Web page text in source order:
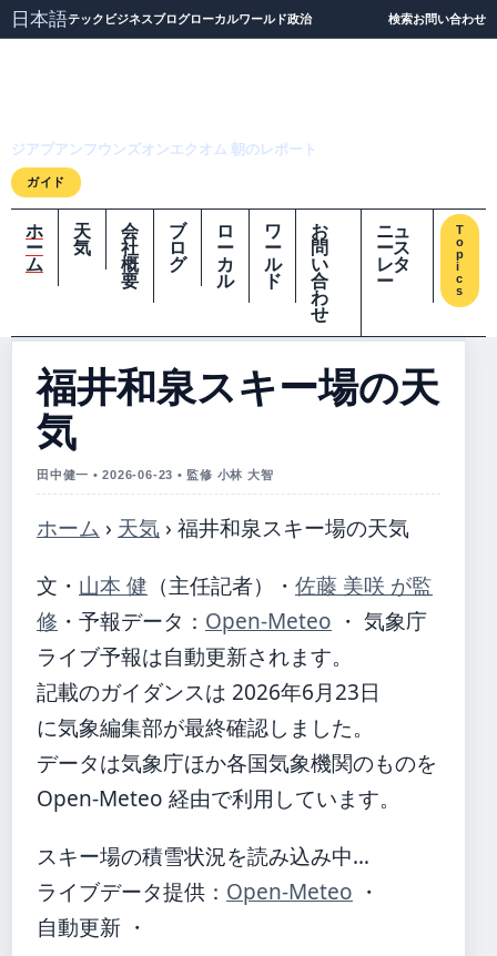
日本語テック ビジネスブログローカルワールド政治 検索お問い合わせ
ジアプアンフウンズオンエクオム 朝のレポート
ガイド
ホ
ー
ム
天
気
会
社
概
要
ブ
ロ
グ
ロ
ー
カ
ル
ワ
ー
ル
ド
お
問
い
合
わ
せ
ニュ
ース
レタ
ー
T
o
p
i
c
s
福井和泉スキー場の天
気
田中健一 • 2026-06-23 • 監修 小林 大智
ホーム › 天気 › 福井和泉スキー場の天気
文・ 山本 健 （主任記者） ・ 佐藤 美咲 が監
修 ・ 予報データ： Open-Meteo ・ 気象庁
ライブ予報は自動更新されます。
記載のガイダンスは 2026年6月23日
に気象編集部が最終確認しました。
データは気象庁ほか各国気象機関のものを
Open-Meteo 経由で利用しています。
スキー場の積雪状況を読み込み中…
ライブデータ提供： Open-Meteo ・
自動更新 ・